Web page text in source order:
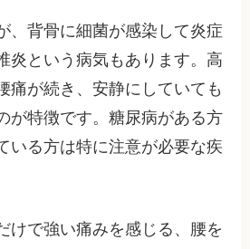
、背骨に細菌が感染して炎症
炎という病気もあります。高
痛が続き、安静にしていても
が特徴です。糖尿病がある方
いる方は特に注意が必要な疾
けで強い痛みを感じる、腰を